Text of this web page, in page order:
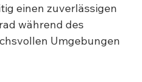
einen zuverlässigen
während des
Umgebungen